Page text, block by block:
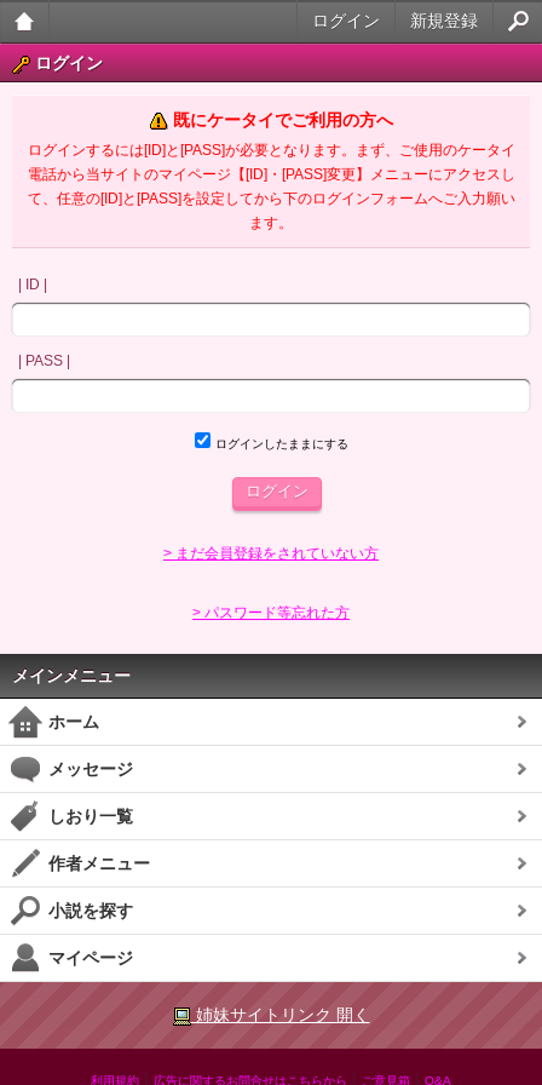
大人
ータ
イ官
新規登録
ログイン
ログイン
既にケータイでご利用の方へ
ログインするには[ID]と[PASS]が必要となります。まず、ご使用のケータイ
電話から当サイトのマイページ【[ID]・[PASS]変更】メニューにアクセスし
て、任意の[ID]と[PASS]を設定してから下のログインフォームへご入力願い
ます。
| ID |
| PASS |
ログインしたままにする
> まだ会員登録をされていない方
> パスワード等忘れた方
メインメニュー
ホーム
メッセージ
しおり一覧
作者メニュー
小説を探す
マイページ
姉妹サイトリンク 開く
利用規約 広告に関するお問合せはこちらから ご意見箱 Q&A